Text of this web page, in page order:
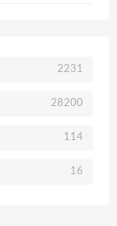
2231
28200
114
16